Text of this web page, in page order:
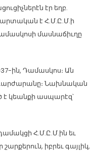
էր եղբ.
է Հ.Մ.Ը.Մ.ի
մասնաճիւղը
ին, Դամասկոս։ Ան
Նախնական
է կեանքի ասպարէզ՝
Հ.Մ.Ը.Մ.ին եւ
իբրեւ գայլիկ,